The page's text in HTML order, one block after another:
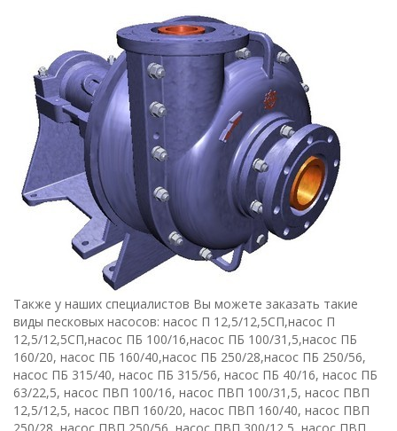
Также у наших специалистов Вы можете заказать такие
виды песковых насосов: насос П 12,5/12,5СП,насос П
12,5/12,5СП,насос ПБ 100/16,насос ПБ 100/31,5,насос ПБ
160/20, насос ПБ 160/40,насос ПБ 250/28,насос ПБ 250/56,
насос ПБ 315/40, насос ПБ 315/56, насос ПБ 40/16, насос ПБ
63/22,5, насос ПВП 100/16, насос ПВП 100/31,5, насос ПВП
12,5/12,5, насос ПВП 160/20, насос ПВП 160/40, насос ПВП